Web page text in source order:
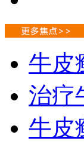
牛皮
治疗
牛皮